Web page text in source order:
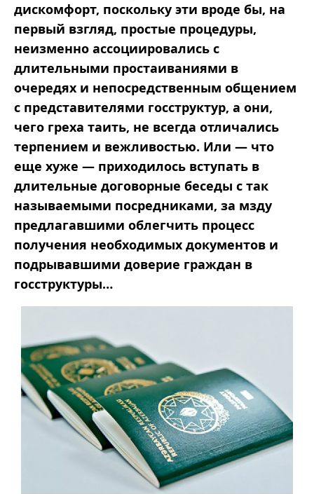
дискомфорт, поскольку эти вроде бы, на
первый взгляд, простые процедуры,
неизменно ассоциировались с
длительными простаиваниями в
очередях и непосредственным общением
с представителями госструктур, а они,
чего греха таить, не всегда отличались
терпением и вежливостью. Или — что
еще хуже — приходилось вступать в
длительные договорные беседы с так
называемыми посредниками, за мзду
предлагавшими облегчить процесс
получения необходимых документов и
подрывавшими доверие граждан в
госструктуры…